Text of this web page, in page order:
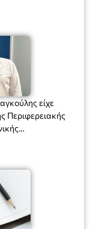
Χαΐτα.
είχε
Περιφερειακής
Λ.Σ. κ. Ιωάννη